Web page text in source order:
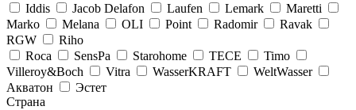
Iddis
Jacob Delafon Laufen Lemark
Maretti
Marko
Melana OLI Point Radomir
Ravak
RGW
Riho
Roca
SensPa Starohome TECE
Timo
Villeroy&Boсh
Vitra WasserKRAFT
WeltWasser
Акватон
Эстет
Страна